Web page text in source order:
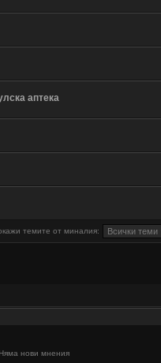
аптека
темите от миналия:
Няма нови мнения